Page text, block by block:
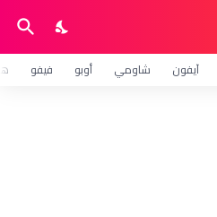
آيفون شاومي أوبو فيفو